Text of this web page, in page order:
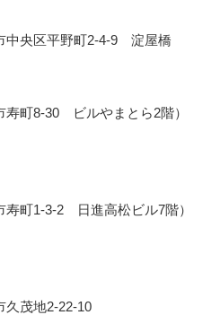
中央区平野町2-4-9 淀屋橋
寿町8-30 ビルやまとら2階）
寿町1-3-2 日進高松ビル7階）
久茂地2-22-10